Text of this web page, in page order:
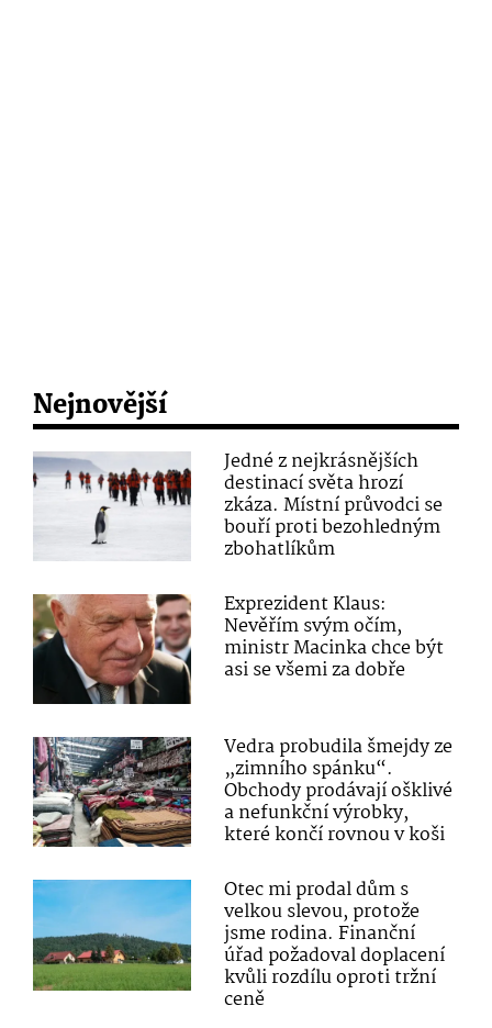
Nejnovější
Jedné z nejkrásnějších
destinací světa hrozí
zkáza. Místní průvodci se
bouří proti bezohledným
zbohatlíkům
Exprezident Klaus:
Nevěřím svým očím,
ministr Macinka chce být
asi se všemi za dobře
Vedra probudila šmejdy ze
„zimního spánku“.
Obchody prodávají ošklivé
a nefunkční výrobky,
které končí rovnou v koši
Otec mi prodal dům s
velkou slevou, protože
jsme rodina. Finanční
úřad požadoval doplacení
kvůli rozdílu oproti tržní
ceně